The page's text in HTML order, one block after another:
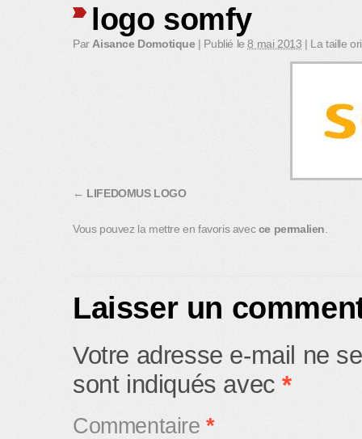
logo somfy
Par Aisance Domotique | Publié le 8 mai 2013 | La taille
LIFEDOMUS LOGO
Vous pouvez la mettre en favoris avecce permalien
Laisser un
Votre adresse e-mail ne
sont indiqués avec*
Commentaire*